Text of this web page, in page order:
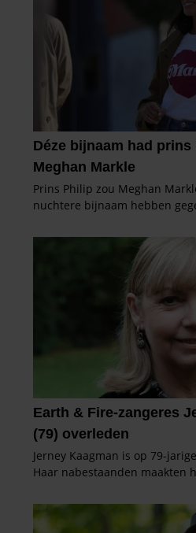
gaat akkoord met onze cookies
gebruiken.